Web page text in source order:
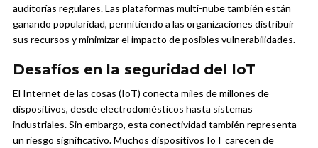
auditorías regulares. Las plataformas multi-nube también están
ganando popularidad, permitiendo a las organizaciones distribuir
sus recursos y minimizar el impacto de posibles vulnerabilidades.
Desafíos en la seguridad del IoT
El Internet de las cosas (IoT) conecta miles de millones de
dispositivos, desde electrodomésticos hasta sistemas
industriales. Sin embargo, esta conectividad también representa
un riesgo significativo. Muchos dispositivos IoT carecen de